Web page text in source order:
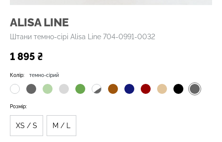
ALISA LINE
Штани темно-сірі Alisa Line 704-0991-0032
1 895 ₴
Колір: темно-сірий
Розмір:
XS / S M / L